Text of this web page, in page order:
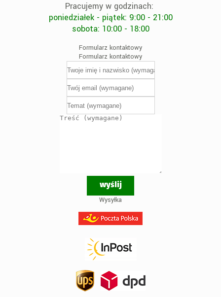
Pracujemy w godzinach:
poniedziałek - piątek: 9:00 - 21:00
sobota: 10:00 - 18:00
Formularz kontaktowy
Formularz kontaktowy
Wysyłka